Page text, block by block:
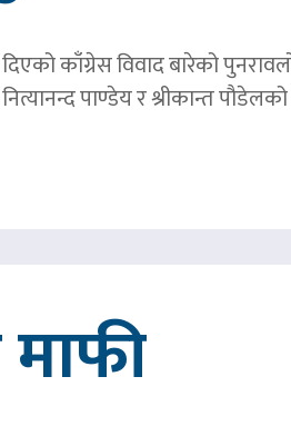
काँग्रेस विवाद बारेको
पाण्डेय र श्रीकान्त